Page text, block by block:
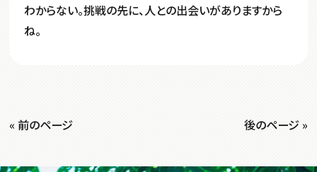
わからない。挑戦の先に、人との出会いがありますから
ね。
« 前のページ 後のページ »